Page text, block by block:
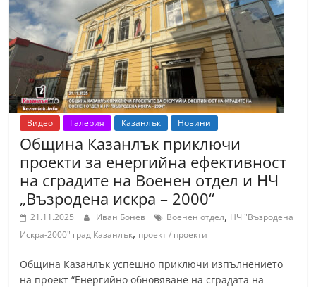
m
Видео Галерия Казанлък Новини
Община Казанлък приключи
проекти за енергийна ефективност
на сградите на Военен отдел и НЧ
„Възродена искра – 2000“
21.11.2025 Иван Бонев Военен отдел, НЧ "Възродена
Искра-2000" град Казанлък, проект / проекти
Община Казанлък успешно приключи изпълнението
на проект “Енергийно обновяване на сградата на